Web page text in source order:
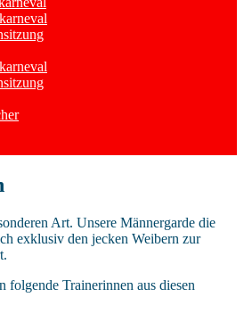
Art. Unsere Männergarde die
exklusiv den jecken Weibern zur
Trainerinnen aus diesen